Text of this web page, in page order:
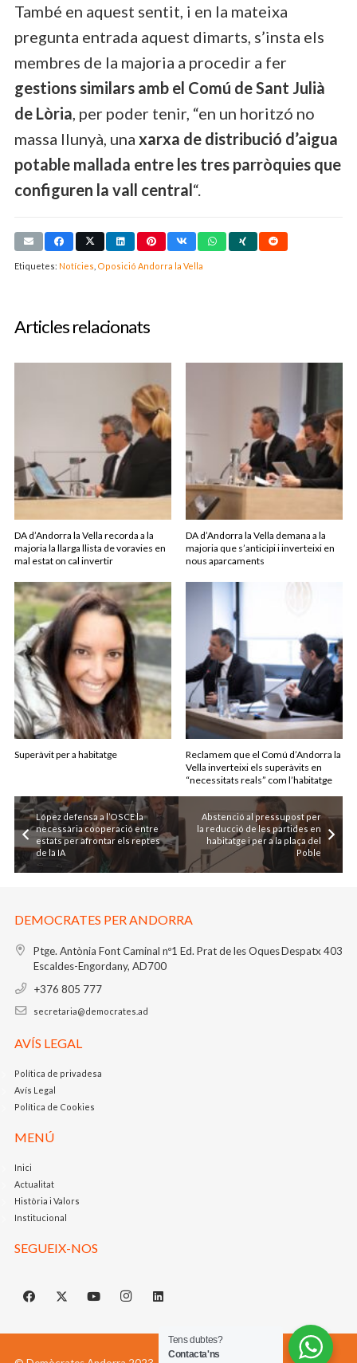
També en aquest sentit, i en la mateixa
pregunta entrada aquest dimarts, s’insta els
membres de la majoria a procedir a fer
gestions similars amb el Comú de Sant Julià
de Lòria, per poder tenir, “en un horitzó no
massa llunyà, una xarxa de distribució d’aigua
potable mallada entre les tres parròquies que
configuren la vall central“.
Etiquetes: Notícies Oposició Andorra la Vella
Articles relacionats
DA d’Andorra la Vella recorda a la
majoria la llarga llista de voravies en
mal estat on cal invertir
DA d’Andorra la Vella demana a la
majoria que s’anticipi i inverteixi en
nous aparcaments
Superàvit per a habitatge
Reclamem que el Comú d’Andorra la
Vella inverteixi els superàvits en
“necessitats reals” com l’habitatge
López defensa a l’OSCE la
necessària cooperació entre
estats per afrontar els reptes
de la IA
Abstenció al pressupost per
la reducció de les partides en
habitatge i per a la plaça del
Poble
DEMOCRATES PER ANDORRA
Ptge. Antònia Font Caminal nº1 Ed. Prat de les OquesDespatx 403
Escaldes-Engordany, AD700
+376 805 777
secretaria@democrates.ad
AVÍS LEGAL
Política de privadesa
Avís Legal
Política de Cookies
MENÚ
Inici
Actualitat
Història i Valors
Institucional
SEGUEIX-NOS
Tens dubtes?
Contacta'ns